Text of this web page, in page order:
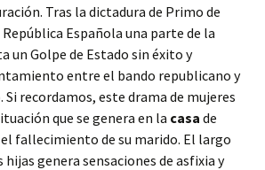
Tras la dictadura de Primo de
República Española una parte de la
un Golpe de Estado sin éxito y
entre el bando republicano y
Si recordamos, este drama de mujeres
que se genera en la casa de
fallecimiento de su marido. El largo
genera sensaciones de asfixia y